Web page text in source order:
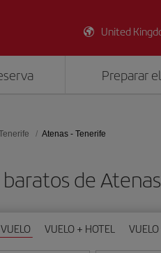
United
Preparar
Atenas - Tenerife
de
VUELO VUELO + HOTEL